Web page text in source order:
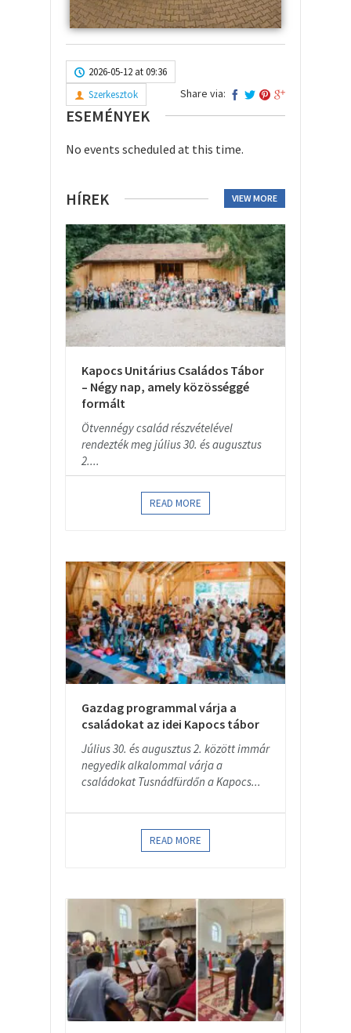
2026-05-12 at 09:36
Szerkesztok
Share via:
ESEMÉNYEK
No events scheduled at this time.
HÍREK VIEW MORE
Kapocs Unitárius Családos Tábor
– Négy nap, amely közösséggé
formált
Ötvennégy család részvételével
rendezték meg július 30. és augusztus
2....
READ MORE
Gazdag programmal várja a
családokat az idei Kapocs tábor
Július 30. és augusztus 2. között immár
negyedik alkalommal várja a
családokat Tusnádfürdőn a Kapocs...
READ MORE